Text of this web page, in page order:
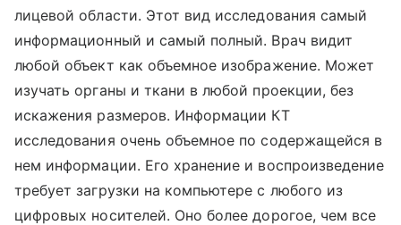
лицевой области. Этот вид исследования самый
информационный и самый полный. Врач видит
любой объект как объемное изображение. Может
изучать органы и ткани в любой проекции, без
искажения размеров. Информации КТ
исследования очень объемное по содержащейся в
нем информации. Его хранение и воспроизведение
требует загрузки на компьютере с любого из
цифровых носителей. Оно более дорогое, чем все